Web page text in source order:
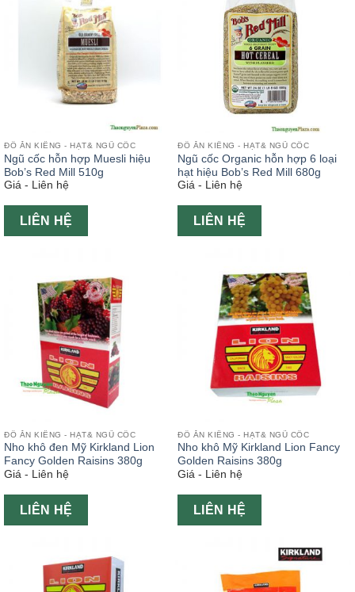
ĐỒ ĂN KIÊNG - HẠT& NGŨ CỐC
Ngũ cốc hỗn hợp Muesli hiệu
Bob’s Red Mill 510g
Giá - Liên hệ
LIÊN HỆ
ĐỒ ĂN KIÊNG - HẠT& NGŨ CỐC
Ngũ cốc Organic hỗn hợp 6 loại
hạt hiệu Bob’s Red Mill 680g
Giá - Liên hệ
LIÊN HỆ
ĐỒ ĂN KIÊNG - HẠT& NGŨ CỐC
Nho khô đen Mỹ Kirkland Lion
Fancy Golden Raisins 380g
Giá - Liên hệ
LIÊN HỆ
ĐỒ ĂN KIÊNG - HẠT& NGŨ CỐC
Nho khô Mỹ Kirkland Lion Fancy
Golden Raisins 380g
Giá - Liên hệ
LIÊN HỆ